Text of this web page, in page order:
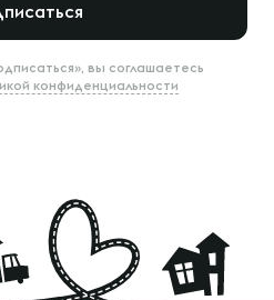
вы соглашаетесь
конфиденциальности